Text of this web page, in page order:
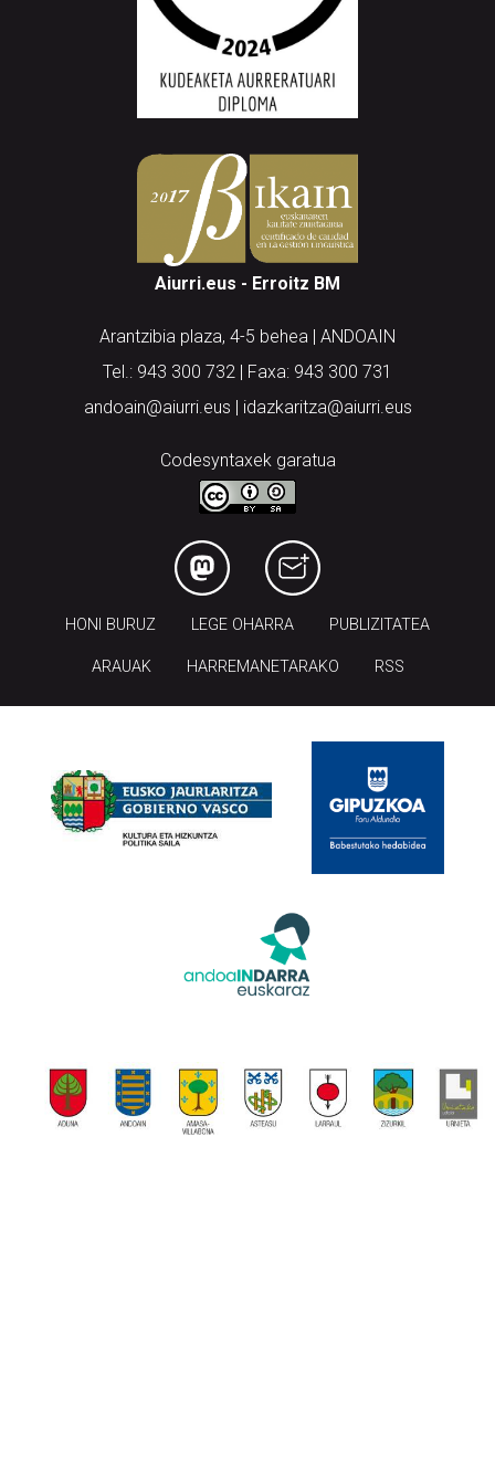
Aiurri.eus - Erroitz BM
Arantzibia plaza, 4-5 behea | ANDOAIN
Tel.: 943 300 732 | Faxa: 943 300 731
andoain@aiurri.eus | idazkaritza@aiurri.eus
Codesyntaxek garatua
HONI BURUZ LEGE OHARRA PUBLIZITATEA
ARAUAK HARREMANETARAKO RSS